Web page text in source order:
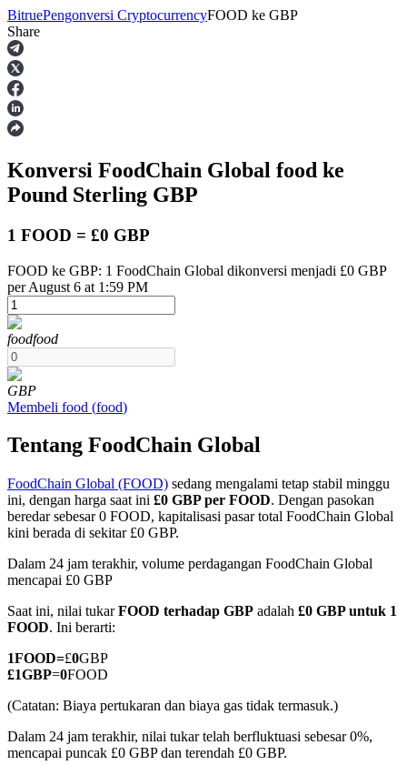
Berjangka
USDT Berjangka
COIN-M Berjangka
Mata Uang Kripto Berjangka
TradFi
Derivatif saham, forex, logam mulia, dan komoditas
BitruePengonversi CryptocurrencyFOOD ke GBP
Share
Konversi FoodChain Global food ke
Pound Sterling GBP
1 FOOD = £0 GBP
FOOD ke GBP: 1 FoodChain Global dikonversi menjadi £0 GBP
per August 6 at 1:59 PM
foodfood
GBP
Membeli food (food)
Tentang FoodChain Global
FoodChain Global (FOOD) sedang mengalami tetap stabil minggu
ini, dengan harga saat ini £0 GBP per FOOD. Dengan pasokan
beredar sebesar 0 FOOD, kapitalisasi pasar total FoodChain Global
kini berada di sekitar £0 GBP.
Dalam 24 jam terakhir, volume perdagangan FoodChain Global
mencapai £0 GBP
Saat ini, nilai tukarFOOD terhadap GBP adalah £0 GBP untuk 1
FOOD. Ini berarti:
1FOOD=£0GBP
£1GBP=0FOOD
(Catatan: Biaya pertukaran dan biaya gas tidak termasuk.)
Dalam 24 jam terakhir, nilai tukar telah berfluktuasi sebesar 0%,
mencapai puncak £0 GBP dan terendah £0 GBP.